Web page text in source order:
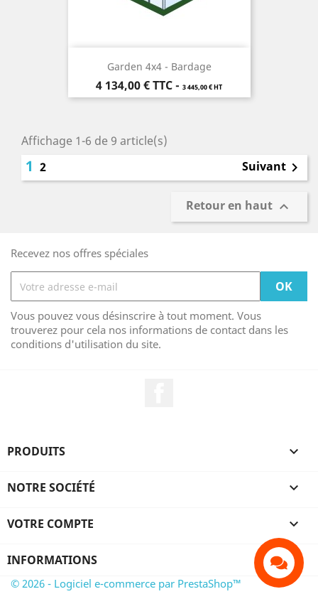
Garden 4x4 - Bardage
Prix
4 134,00 €TTC- 3 445,00 € HT
Affichage 1-6 de 9 article(s)
1 2 Suivant 
Retour en haut 
Recevez nos offres spéciales
Vous pouvez vous désinscrire à tout moment. Vous
trouverez pour cela nos informations de contact dans les
conditions d'utilisation du site.
PRODUITS 
NOTRE SOCIÉTÉ 
VOTRE COMPTE 
INFORMATIONS
© 2026 - Logiciel e-commerce par PrestaShop™